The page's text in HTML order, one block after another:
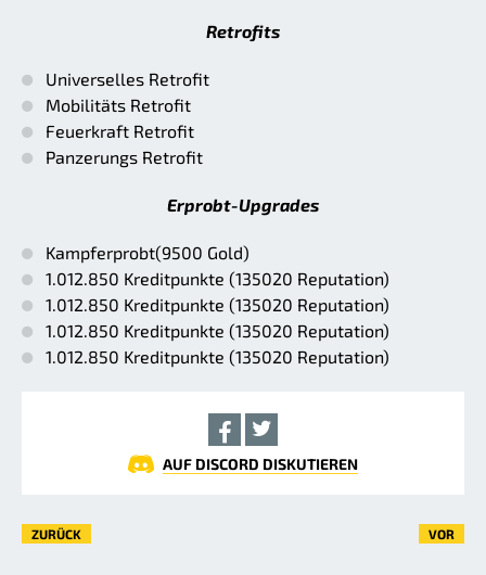
Retrofits
Universelles Retrofit
Mobilitäts Retrofit
Feuerkraft Retrofit
Panzerungs Retrofit
Erprobt-Upgrades
Kampferprobt(9500 Gold)
1.012.850 Kreditpunkte (135020 Reputation)
1.012.850 Kreditpunkte (135020 Reputation)
1.012.850 Kreditpunkte (135020 Reputation)
1.012.850 Kreditpunkte (135020 Reputation)
AUF DISCORD DISKUTIEREN
ZURÜCK VOR